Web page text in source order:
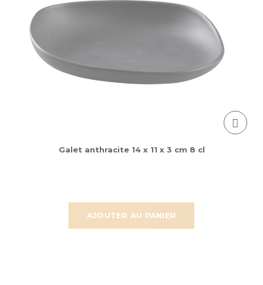
AJOUTER AU PANIER
Galet anthracite 14 x 11 x 3 cm 8 cl